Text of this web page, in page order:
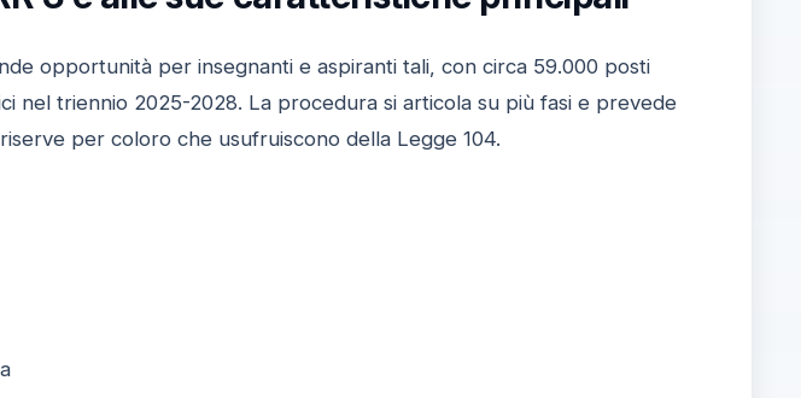
opportunità per insegnanti e aspiranti tali, con circa 59.000 posti
nel triennio 2025-2028. La procedura si articola su più fasi e prevede
per coloro che usufruiscono della Legge 104.